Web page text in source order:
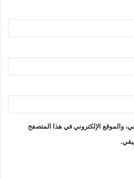
والموقع الإلكتروني في هذا المتصفح